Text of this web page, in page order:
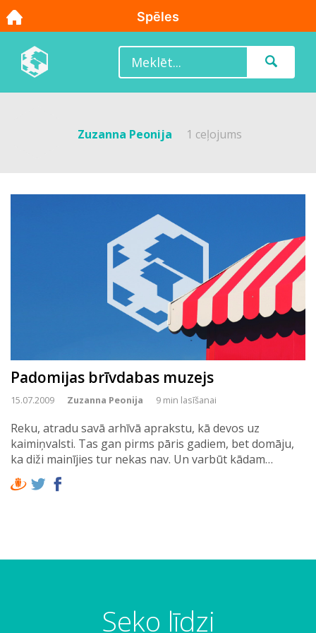
Zuzanna Peonija 1 ceļojums
Padomijas brīvdabas muzejs
15.07.2009 Zuzanna Peonija 9 min lasīšanai
Reku, atradu savā arhīvā aprakstu, kā devos uz
kaimiņvalsti. Tas gan pirms pāris gadiem, bet domāju,
ka diži mainījies tur nekas nav. Un varbūt kādam…
Seko līdzi